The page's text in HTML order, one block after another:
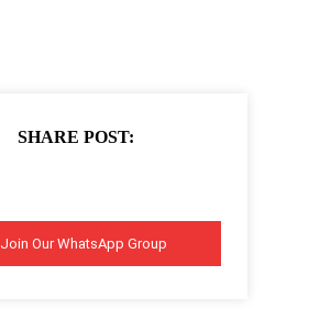
SHARE POST:
Join Our WhatsApp Group